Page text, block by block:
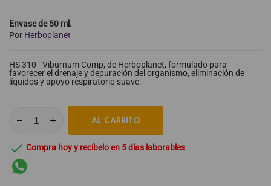
Envase de 50 ml.
Por Herboplanet
HS 310 - Viburnum Comp, de Herboplanet, formulado para
favorecer el drenaje y depuración del organismo, eliminación de
líquidos y apoyo respiratorio suave.
AL CARRITO
 Compra hoy y recíbelo en 5 días laborables